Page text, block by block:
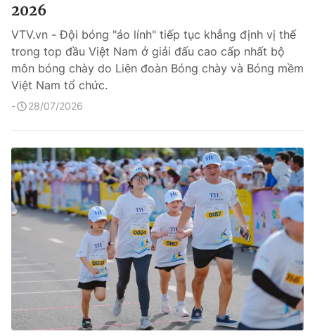
2026
VTV.vn - Đội bóng "áo lính" tiếp tục khẳng định vị thế
trong top đầu Việt Nam ở giải đấu cao cấp nhất bộ
môn bóng chày do Liên đoàn Bóng chày và Bóng mềm
Việt Nam tổ chức.
28/07/2026